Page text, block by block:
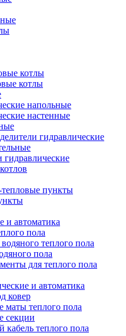
котлы
котлы
напольные
настенные
гидравлические
гидравлические
пункты
и автоматика
пола
теплого пола
пола
для теплого пола
и автоматика
ковер
маты теплого пола
секции
кабель теплого пола